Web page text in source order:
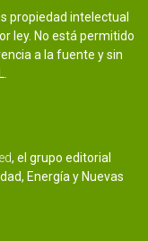
propiedad intelectual
ley. No está permitido
a la fuente y sin
, el grupo editorial
Energía y Nuevas